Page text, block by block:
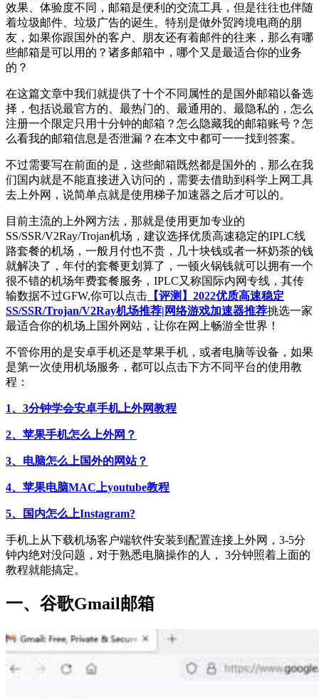
效果、体验度不同，邮箱是便利的交流工具，但是往往也伴随
着垃圾邮件、垃圾广告的诞生。特别是做外贸跨境电商的朋
友，如果你跟国外的客户、朋友还有着邮件的往来，那么有哪
些邮箱是可以用的？诸多邮箱中，哪个又是最适合你的业务
的？
在这篇文章中我们就提供了十个不同属性的是国外邮箱以备选
择，包括说最官方的、最热门的、最通用的、最隐私的，怎么
注册一个限定只用十分钟的邮箱？怎么隐藏我的邮箱账号？怎
么看我的邮箱信息是否泄漏？在本文中都可一一找到答案。
不过需要写在前面的是，这些邮箱既然都是国外的，那么在我
们国内就是不能直接进入访问的，需要去借助到科学上网工具
去上外网，说简单点就是使用梯子加速器之后才可以的。
目前主流的上外网方法，那就是使用更加专业的
SS/SSR/V2Ray/Trojan机场，建议选择优质高速稳定的IPLC线
路套餐的机场，一般月付也不贵，几十块钱或者一杯奶茶的钱
就解决了，年付的套餐更划算了，一顿火锅钱就可以拥有一个
很不错的机场年费套餐服务，IPLC又称国际内网专线，其传
输数据不过GFW,你可以点击 【评测】2022优质高速稳定
SS/SSR/Trojan/V2Ray机场推荐|网络游戏加速器推荐挑选一家
最适合你的机场上国外网站，让你在网上畅游全世界！
不管你用的是安卓手机还是苹果手机，或者电脑等设备，如果
是第一次使用机场服务，都可以点击下方不同平台的使用教
程：
1、3分钟学会安卓手机上外网教程
2、苹果手机怎么上外网？
3、电脑怎么上国外的网站？
4、苹果电脑MAC上youtube教程
5、国内怎么上Instagram?
手机上从下载机场客户端软件安装到配置连接上外网，3-5分
钟内绝对没问题，对于熟悉电脑操作的人， 3分钟照着上面的
教程就能搞定。
一、 谷歌Gmail邮箱